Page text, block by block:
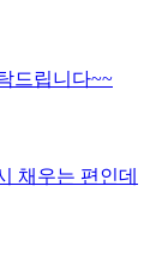
드립니다~~
채우는 편인데